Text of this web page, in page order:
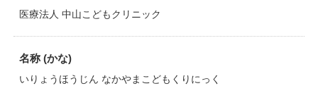
医療法人 中山こどもクリニック
名称 (かな)
いりょうほうじん なかやまこどもくりにっく